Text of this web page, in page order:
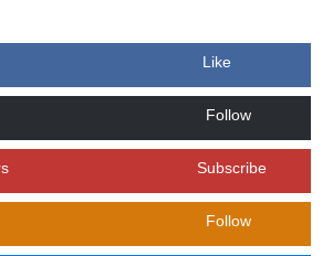
Like
Follow
Subscribe
Follow